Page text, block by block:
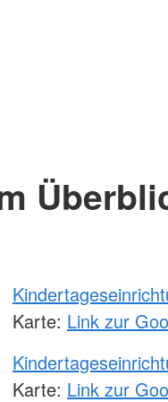
Karte: Link zur
Karte: Link zur